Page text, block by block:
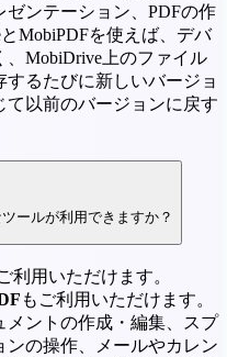
ゼンテーション、PDFの作
MobiPDFを使えば、デバ
、MobiDrive上のファイル
するたびに新しいバージョ
て以前のバージョンに戻す
ールが利用できますか？
利用いただけます。
もご利用いただけます。
メントの作成・編集、スプ
ンの操作、メールやカレン